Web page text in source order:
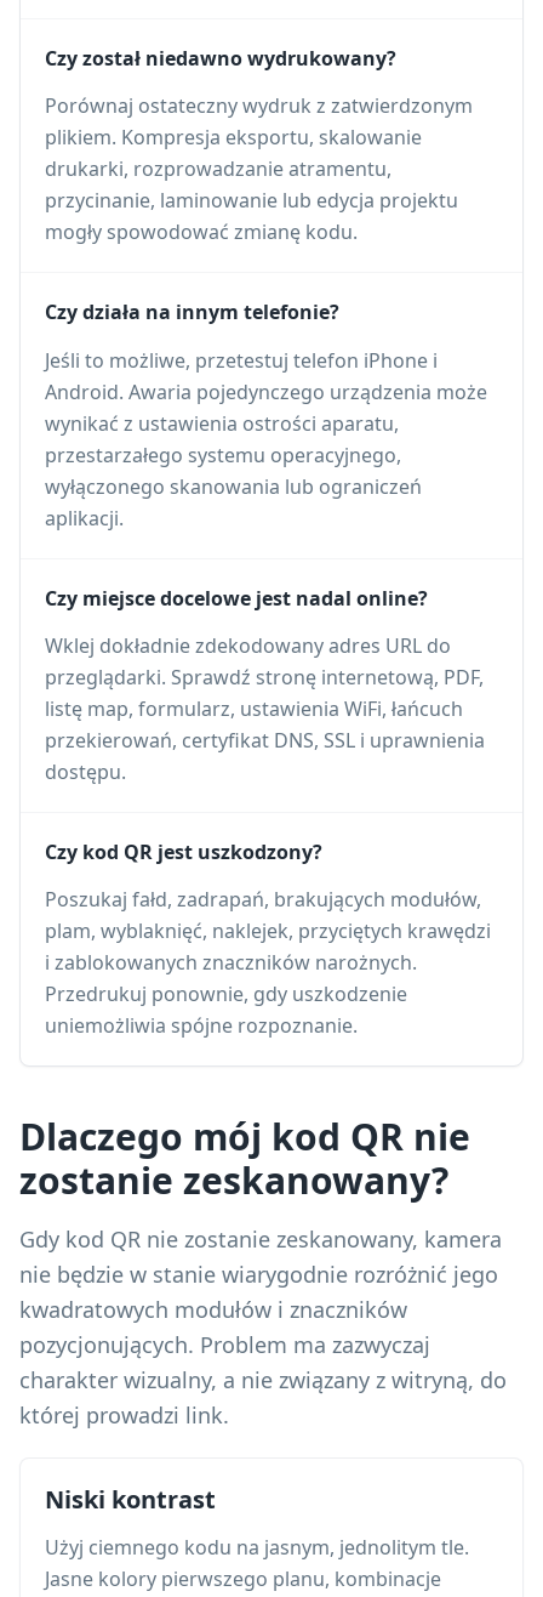
Czy został niedawno wydrukowany?
Porównaj ostateczny wydruk z zatwierdzonym
plikiem. Kompresja eksportu, skalowanie
drukarki, rozprowadzanie atramentu,
przycinanie, laminowanie lub edycja projektu
mogły spowodować zmianę kodu.
Czy działa na innym telefonie?
Jeśli to możliwe, przetestuj telefon iPhone i
Android. Awaria pojedynczego urządzenia może
wynikać z ustawienia ostrości aparatu,
przestarzałego systemu operacyjnego,
wyłączonego skanowania lub ograniczeń
aplikacji.
Czy miejsce docelowe jest nadal online?
Wklej dokładnie zdekodowany adres URL do
przeglądarki. Sprawdź stronę internetową, PDF,
listę map, formularz, ustawienia WiFi, łańcuch
przekierowań, certyfikat DNS, SSL i uprawnienia
dostępu.
Czy kod QR jest uszkodzony?
Poszukaj fałd, zadrapań, brakujących modułów,
plam, wyblaknięć, naklejek, przyciętych krawędzi
i zablokowanych znaczników narożnych.
Przedrukuj ponownie, gdy uszkodzenie
uniemożliwia spójne rozpoznanie.
Dlaczego mój kod QR nie
zostanie zeskanowany?
Gdy kod QR nie zostanie zeskanowany, kamera
nie będzie w stanie wiarygodnie rozróżnić jego
kwadratowych modułów i znaczników
pozycjonujących. Problem ma zazwyczaj
charakter wizualny, a nie związany z witryną, do
której prowadzi link.
Niski kontrast
Użyj ciemnego kodu na jasnym, jednolitym tle.
Jasne kolory pierwszego planu, kombinacje